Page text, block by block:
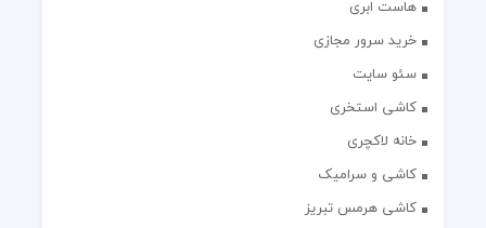
هاست ابری
خرید سرور مجازی
سئو سایت
کاشی استخری
خانه لاکچری
کاشی و سرامیک
کاشی هرمس تبریز